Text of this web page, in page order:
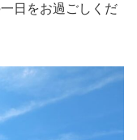
日をお過ごしくだ